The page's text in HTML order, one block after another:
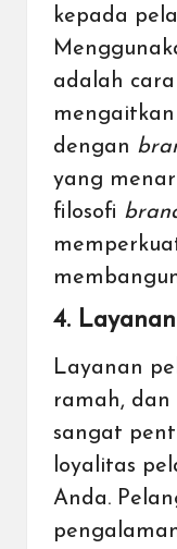
kepada
adalah
dengan
yang
filosofi
4.
Layanan
ramah, dan
sangat
loyalitas
Anda.